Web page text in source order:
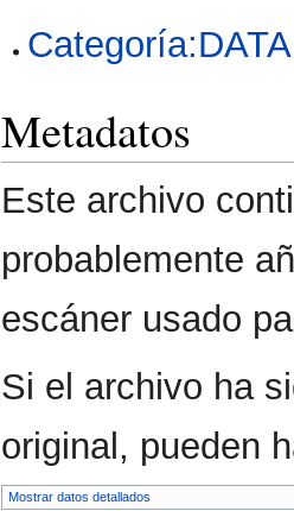
Metadatos
Este archivo
probablemente
escáner usado
Si el archivo ha
original, pueden
Mostrar datos detallados